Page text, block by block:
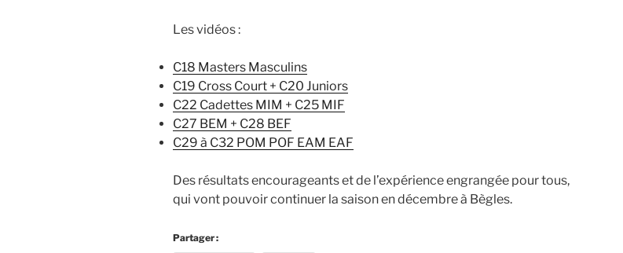
Les vidéos :
C18 Masters Masculins
C19 Cross Court + C20 Juniors
C22 Cadettes MIM + C25 MIF
C27 BEM + C28 BEF
C29 à C32 POM POF EAM EAF
Des résultats encourageants et de l’expérience engrangée pour tous,
qui vont pouvoir continuer la saison en décembre à Bègles.
Partager :